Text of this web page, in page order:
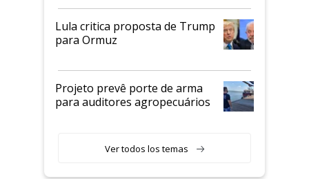
Lula critica proposta de Trump
para Ormuz
Projeto prevê porte de arma
para auditores agropecuários
Ver todos los temas